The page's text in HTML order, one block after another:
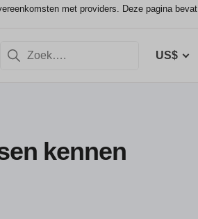
met providers. Deze pagina bevat
US$
kennen